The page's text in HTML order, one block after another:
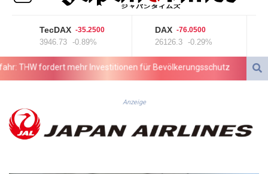
AMD
1060.780519
ARS
1728.896998
AWG 2.08285
BAM 1.957416
BBD 2.326121
TecDAX -35.2500
3946.73 -0.89%
DAX -76.0500
26126.3 -0.29%
fordert mehr Investitionen für Bevölkerungsschutz
Anzeige